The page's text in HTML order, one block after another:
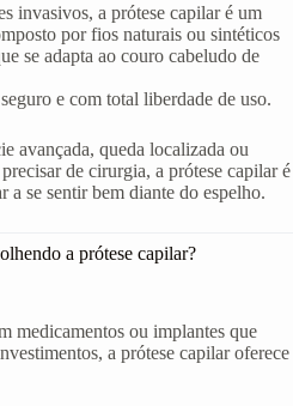
invasivos, a prótese capilar é um
por fios naturais ou sintéticos
se adapta ao couro cabeludo de
e com total liberdade de uso.
avançada, queda localizada ou
de cirurgia, a prótese capilar é
se sentir bem diante do espelho.
a prótese capilar?
medicamentos ou implantes que
a prótese capilar oferece